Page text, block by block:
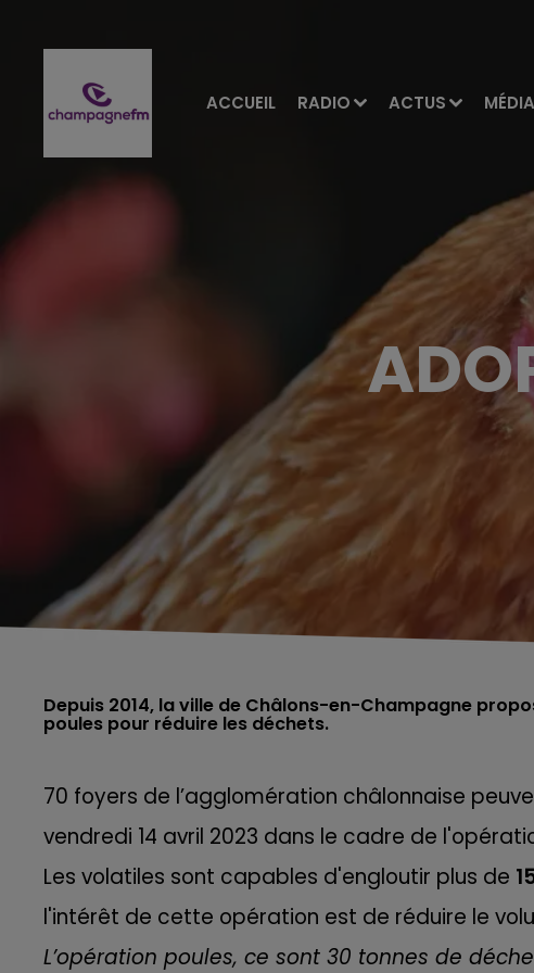
ACCUEIL RADIO ACTUS
Depuis 2014, la ville de Châlons-en-Champagne
70 foyers de l’agglomération châlonnaise
vendredi 14 avril 2023 dans le cadre de
Les volatiles sont capables d'engloutir plus de
l'intérêt de cette opération est de réduire le
L’opération poules, ce sont 30 tonnes de